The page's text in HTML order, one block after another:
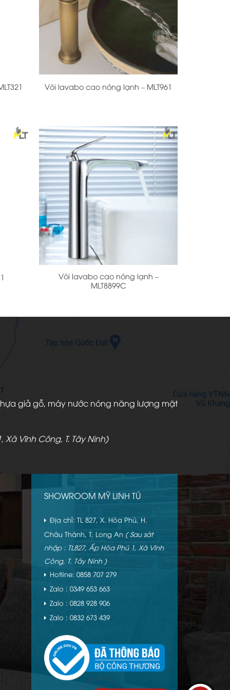
Vòi lavabo cao nóng lạnh – MLT961
+
Vòi lavabo cao nóng lạnh –
MLT8899C
giả gỗ, máy nước nóng năng lượng mặt
Xã Vĩnh Công, T. Tây Ninh)
SHOWROOM MỸ LINH TÚ
Địa chỉ: TL 827, X. Hòa Phú, H.
Châu Thành, T. Long An ( Sau sát
nhập : TL827, Ấp Hòa Phú 1, Xã Vĩnh
Công, T. Tây Ninh )
Hotline: 0858 707 279
Zalo : 0349 653 663
Zalo : 0828 928 906
Zalo : 0832 673 439